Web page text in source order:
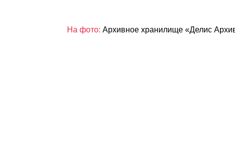
На фото: Архивное хранилище «Делис